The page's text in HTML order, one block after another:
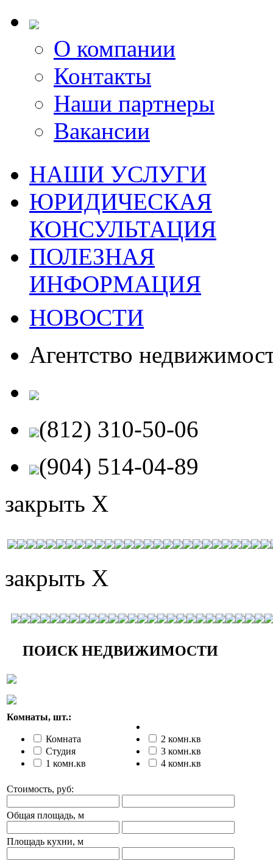
О компании
Контакты
Наши партнеры
Вакансии
НАШИ УСЛУГИ
ЮРИДИЧЕСКАЯ
КОНСУЛЬТАЦИЯ
ПОЛЕЗНАЯ
ИНФОРМАЦИЯ
НОВОСТИ
Агентство
(812) 310-50-06
(904) 514-04-89
закрыть X
закрыть X
ПОИСК НЕДВИЖИМОСТИ
Комнаты, шт.:
Комната
Студия
1 комн.кв
2 комн.кв
3 комн.кв
4 комн.кв
Стоимость, руб:
Общая площадь, м
Площадь кухни, м